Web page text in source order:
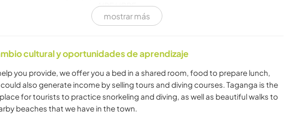
AIRE LIBRE
mostrar más
cultural y oportunidades de aprendizaje
you provide, we offer you a bed in a shared room, food to prepare lunch,
also generate income by selling tours and diving courses. Taganga is the
for tourists to practice snorkeling and diving, as well as beautiful walks to
beaches that we have in the town.